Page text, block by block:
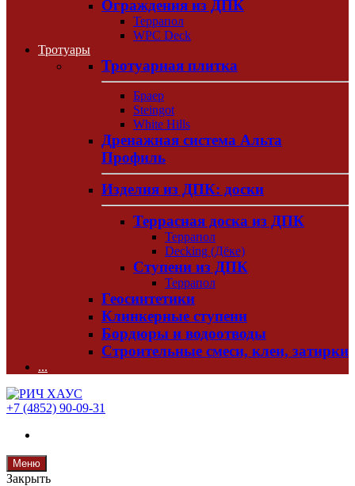
Ограждения из ДПК
Террапол
WPC Deck
Тротуары
Тротуарная плитка
Браер
Steingot
White Hills
Дренажная система Альта
Профиль
Изделия из ДПК: доски
Террасная доска из ДПК
Террапол
Decking (Дёке)
Ступени из ДПК
Террапол
Геосинтетики
Клинкерные ступени
Бордюры и водоотводы
Строительные смеси, клеи, затирки
...
+7 (4852) 90-09-31
Меню
Закрыть